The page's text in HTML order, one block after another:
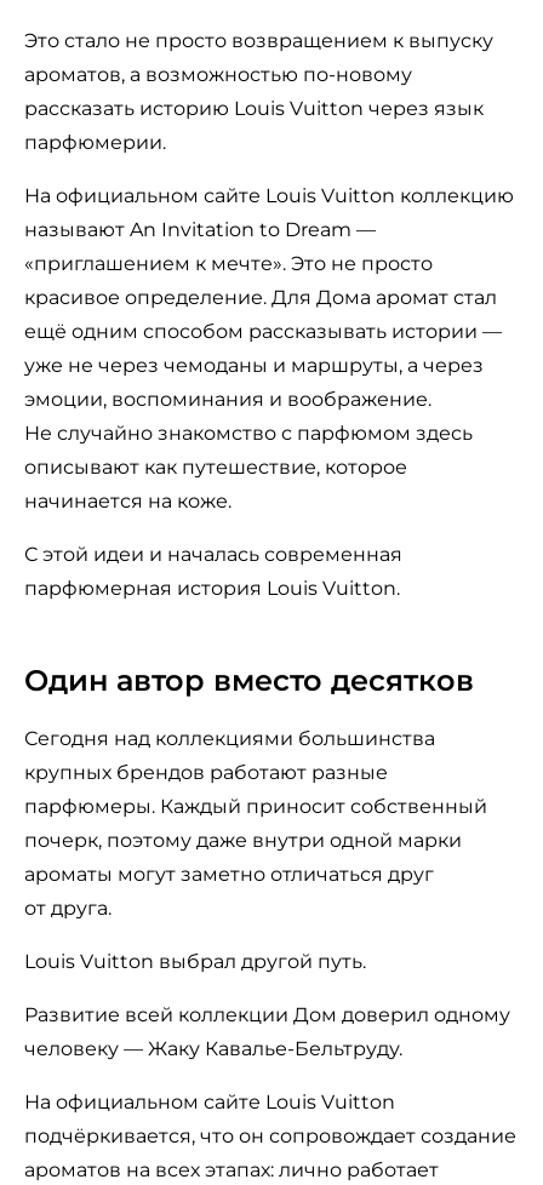
Это стало не просто возвращением к выпуску
ароматов, а возможностью по-новому
рассказать историю Louis Vuitton через язык
парфюмерии.
На официальном сайте Louis Vuitton коллекцию
называют An Invitation to Dream —
«приглашением к мечте». Это не просто
красивое определение. Для Дома аромат стал
ещё одним способом рассказывать истории —
уже не через чемоданы и маршруты, а через
эмоции, воспоминания и воображение.
Не случайно знакомство с парфюмом здесь
описывают как путешествие, которое
начинается на коже.
С этой идеи и началась современная
парфюмерная история Louis Vuitton.
Один автор вместо десятков
Сегодня над коллекциями большинства
крупных брендов работают разные
парфюмеры. Каждый приносит собственный
почерк, поэтому даже внутри одной марки
ароматы могут заметно отличаться друг
от друга.
Louis Vuitton выбрал другой путь.
Развитие всей коллекции Дом доверил одному
человеку — Жаку Кавалье-Бельтруду.
На официальном сайте Louis Vuitton
подчёркивается, что он сопровождает создание
ароматов на всех этапах: лично работает